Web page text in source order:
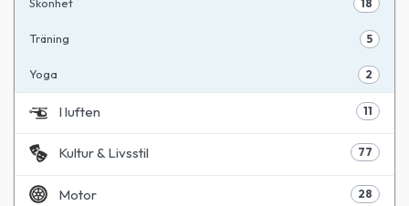
18
Träning 5
Yoga 2
I luften 11
Kultur & Livsstil 77
Motor 28